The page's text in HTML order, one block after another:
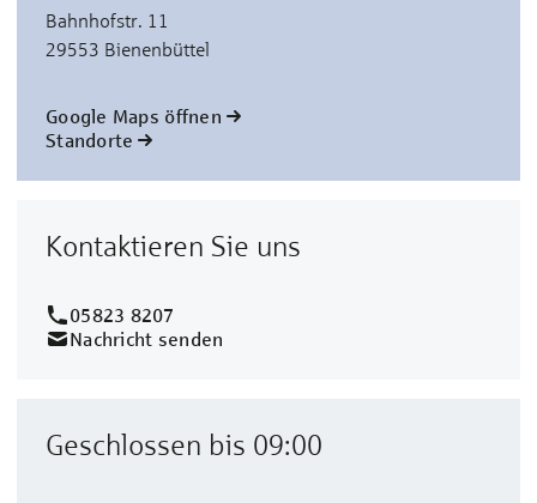
Bahnhofstr. 11
29553 Bienenbüttel
Google Maps öffnen
Standorte
Kontaktieren Sie uns
05823 8207
Nachricht senden
Geschlossen bis 09:00